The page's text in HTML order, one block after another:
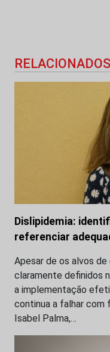
RELACIONADOS
Dislipidemia:
referenciar
Apesar de os alvos
claramente definidos
a implementação
continua a falhar com
Isabel Palma,…